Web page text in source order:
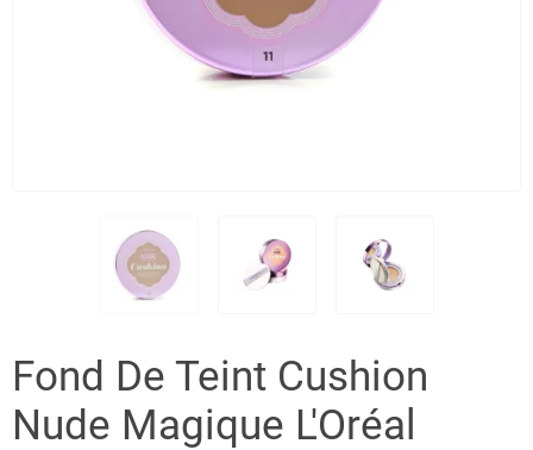
Fond De Teint Cushion
Nude Magique L'Oréal